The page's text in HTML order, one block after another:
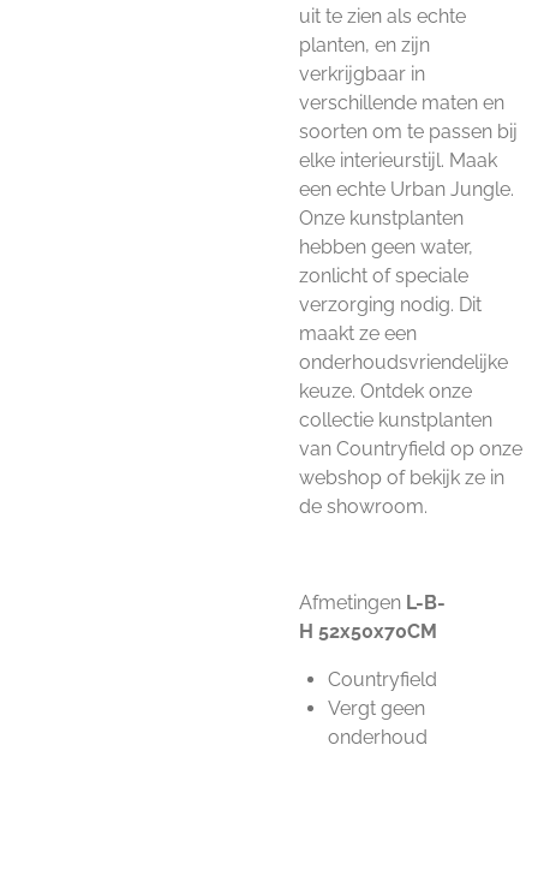
uit te zien als echte
planten, en zijn
verkrijgbaar in
verschillende maten en
soorten om te passen bij
elke interieurstijl. Maak
een echte Urban Jungle.
Onze kunstplanten
hebben geen water,
zonlicht of speciale
verzorging nodig. Dit
maakt ze een
onderhoudsvriendelijke
keuze. Ontdek onze
collectie kunstplanten
van Countryfield op onze
webshop of bekijk ze in
de showroom.
Afmetingen L-B-
H 52x50x70CM
Countryfield
Vergt geen
onderhoud